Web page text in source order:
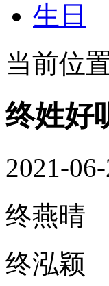
生日
当前位
终姓好
2021-
终燕晴
终泓颖